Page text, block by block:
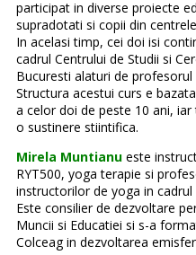
participat in diverse proiecte
supradotati si copii din
In acelasi timp, cei doi isi
cadrul Centrului de Studii si
Bucuresti alaturi de profesorul
Structura acestui curs e
a celor doi de peste 10 ani,
o sustinere stiintifica.
Mirela Muntianu este
RYT500, yoga terapie si
instructorilor de yoga in
Este consilier de dezvoltare
Muncii si Educatiei si s-a
Colceag in dezvoltarea